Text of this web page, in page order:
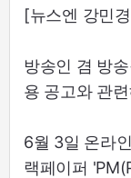
[뉴스엔 강민
방송인 겸 방
용 공고와 관
6월 3일 온라
랙페이퍼